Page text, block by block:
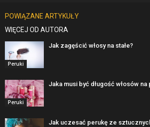
POWIĄZANE ARTYKUŁY
WIĘCEJ OD AUTORA
Peruki
Jak zagęścić włosy na stałe?
Peruki
Jaka musi być długość włosów na
Jak uczesać perukę ze